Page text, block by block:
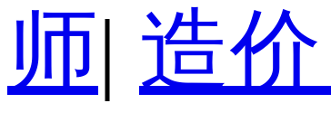
师| 造